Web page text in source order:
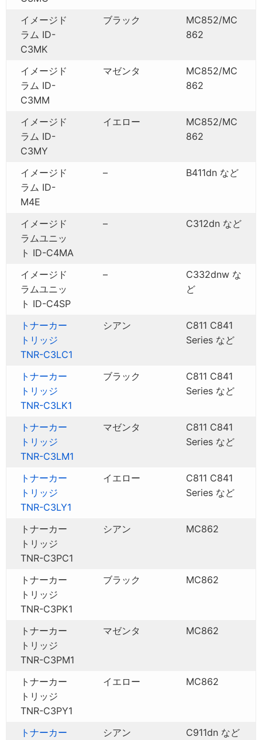
イメージド
ラム ID-
C3MK
ブラック
MC852/MC
862
イメージド
ラム ID-
C3MM
マゼンタ
MC852/MC
862
イメージド
ラム ID-
C3MY
イエロー
MC852/MC
862
イメージド
ラム ID-
M4E
– B411dn など
イメージド
ラムユニッ
ト ID-C4MA
– C312dn など
イメージド
ラムユニッ
ト ID-C4SP
–
C332dnw な
ど
トナーカー
トリッジ
TNR-C3LC1
シアン
C811 C841
Series など
トナーカー
トリッジ
TNR-C3LK1
ブラック
C811 C841
Series など
トナーカー
トリッジ
TNR-C3LM1
マゼンタ
C811 C841
Series など
トナーカー
トリッジ
TNR-C3LY1
イエロー
C811 C841
Series など
トナーカー
トリッジ
TNR-C3PC1
シアン MC862
トナーカー
トリッジ
TNR-C3PK1
ブラック MC862
トナーカー
トリッジ
TNR-C3PM1
マゼンタ MC862
トナーカー
トリッジ
TNR-C3PY1
イエロー MC862
トナーカー
シアン C911dn など